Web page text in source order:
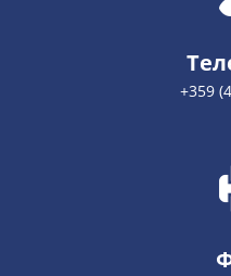
+359